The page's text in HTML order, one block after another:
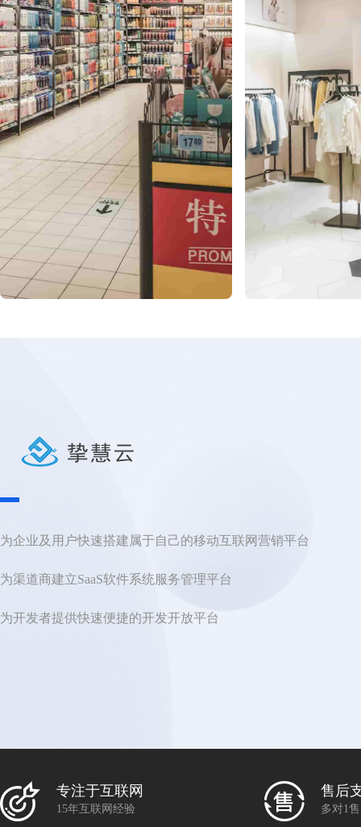
为企业及用户快速搭建属于自己的移动互联网营销平台
为渠道商建立SaaS软件系统服务管理平台
为开发者提供快速便捷的开发开放平台
专注于互联网
15年互联网经验
售后
多对1